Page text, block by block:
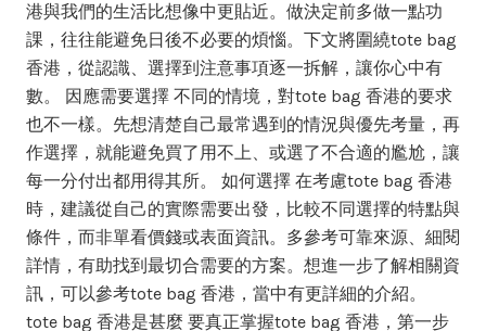
港與我們的生活比想像中更貼近。做決定前多做一點功
課，往往能避免日後不必要的煩惱。下文將圍繞tote bag
香港，從認識、選擇到注意事項逐一拆解，讓你心中有
數。 因應需要選擇 不同的情境，對tote bag 香港的要求
也不一樣。先想清楚自己最常遇到的情況與優先考量，再
作選擇，就能避免買了用不上、或選了不合適的尷尬，讓
每一分付出都用得其所。 如何選擇 在考慮tote bag 香港
時，建議從自己的實際需要出發，比較不同選擇的特點與
條件，而非單看價錢或表面資訊。多參考可靠來源、細閱
詳情，有助找到最切合需要的方案。想進一步了解相關資
訊，可以參考tote bag 香港，當中有更詳細的介紹。
tote bag 香港是甚麼 要真正掌握tote bag 香港，第一步